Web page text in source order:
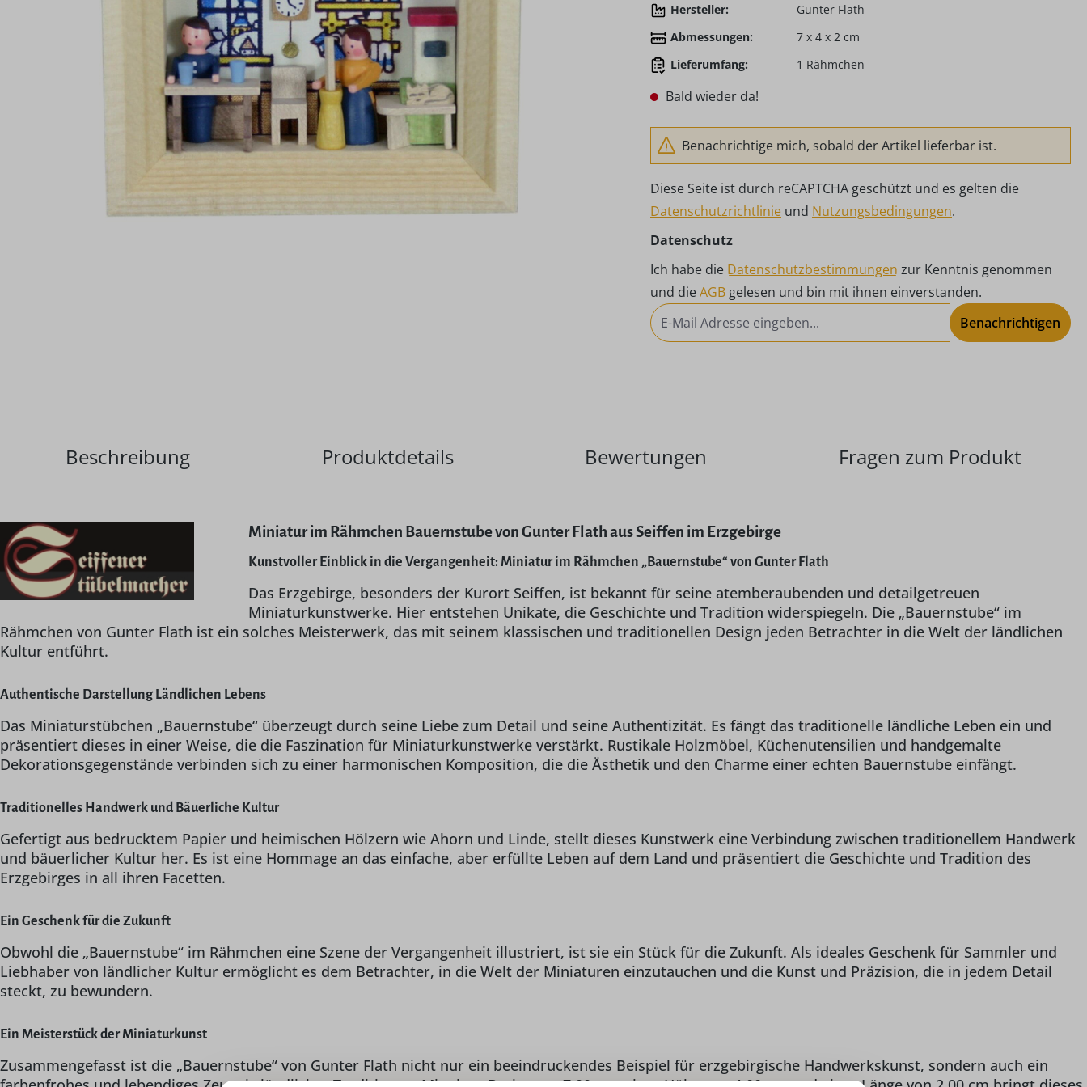
Hersteller:
Gunter Flath
Abmessungen:
7 x 4 x 2 cm
Lieferumfang:
1 Rähmchen
Bald wieder da!
Benachrichtige mich, sobald der Artikel lieferbar ist.
Diese Seite ist durch reCAPTCHA geschützt und es gelten die
Datenschutzrichtlinie und Nutzungsbedingungen.
Datenschutz
Ich habe die Datenschutzbestimmungen zur Kenntnis genommen
und die AGB gelesen und bin mit ihnen einverstanden.
Benachrichtigen
Beschreibung Produktdetails Bewertungen Fragen zum Produkt
Miniatur im Rähmchen Bauernstube von Gunter Flath aus Seiffen im Erzgebirge
Kunstvoller Einblick in die Vergangenheit: Miniatur im Rähmchen „Bauernstube“ von Gunter Flath
Das Erzgebirge, besonders der Kurort Seiffen, ist bekannt für seine atemberaubenden und detailgetreuen
Miniaturkunstwerke. Hier entstehen Unikate, die Geschichte und Tradition widerspiegeln. Die „Bauernstube“ im
Rähmchen von Gunter Flath ist ein solches Meisterwerk, das mit seinem klassischen und traditionellen Design jeden Betrachter in die Welt der ländlichen
Kultur entführt.
Authentische Darstellung Ländlichen Lebens
Das Miniaturstübchen „Bauernstube“ überzeugt durch seine Liebe zum Detail und seine Authentizität. Es fängt das traditionelle ländliche Leben ein und
präsentiert dieses in einer Weise, die die Faszination für Miniaturkunstwerke verstärkt. Rustikale Holzmöbel, Küchenutensilien und handgemalte
Dekorationsgegenstände verbinden sich zu einer harmonischen Komposition, die die Ästhetik und den Charme einer echten Bauernstube einfängt.
Traditionelles Handwerk und Bäuerliche Kultur
Gefertigt aus bedrucktem Papier und heimischen Hölzern wie Ahorn und Linde, stellt dieses Kunstwerk eine Verbindung zwischen traditionellem Handwerk
und bäuerlicher Kultur her. Es ist eine Hommage an das einfache, aber erfüllte Leben auf dem Land und präsentiert die Geschichte und Tradition des
Erzgebirges in all ihren Facetten.
Ein Geschenk für die Zukunft
Obwohl die „Bauernstube“ im Rähmchen eine Szene der Vergangenheit illustriert, ist sie ein Stück für die Zukunft. Als ideales Geschenk für Sammler und
Liebhaber von ländlicher Kultur ermöglicht es dem Betrachter, in die Welt der Miniaturen einzutauchen und die Kunst und Präzision, die in jedem Detail
steckt, zu bewundern.
Ein Meisterstück der Miniaturkunst
Zusammengefasst ist die „Bauernstube“ von Gunter Flath nicht nur ein beeindruckendes Beispiel für erzgebirgische Handwerkskunst, sondern auch ein